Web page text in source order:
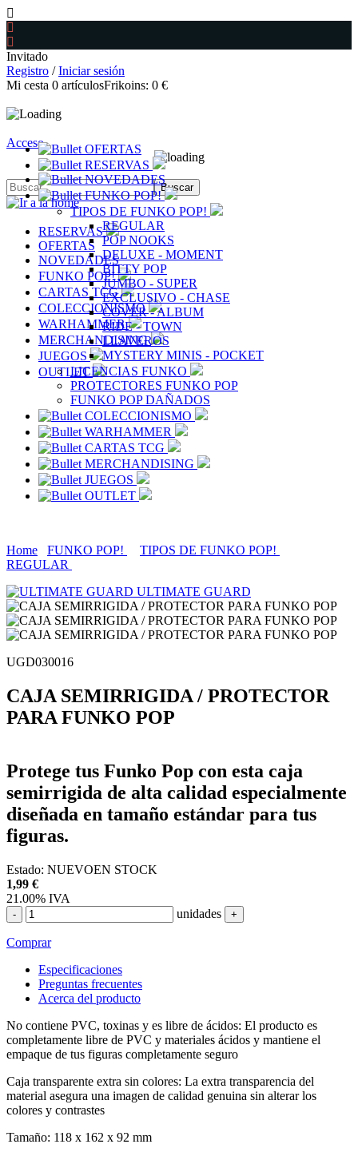
Invitado
Registro /Iniciar sesión
Mi cesta 0 artículosFrikoins: 0 €
Acceso
RESERVAS
OFERTAS
NOVEDADES
FUNKO POP!
CARTAS TCG
COLECCIONISMO
WARHAMMER
MERCHANDISING
JUEGOS
OUTLET
OFERTAS
RESERVAS
NOVEDADES
FUNKO POP!
TIPOS DE FUNKO POP!
REGULAR
POP NOOKS
DELUXE - MOMENT
BITTY POP
JUMBO - SUPER
EXCLUSIVO - CHASE
COVER - ALBUM
RIDE - TOWN
LLAVEROS
MYSTERY MINIS - POCKET
LICENCIAS FUNKO
PROTECTORES FUNKO POP
FUNKO POP DAÑADOS
COLECCIONISMO
WARHAMMER
CARTAS TCG
MERCHANDISING
JUEGOS
OUTLET
Home FUNKO POP!
TIPOS DE FUNKO POP!
REGULAR
ULTIMATE GUARD
UGD030016
CAJA SEMIRRIGIDA / PROTECTOR
PARA FUNKO POP
Protege tus Funko Pop con esta caja
semirrigida de alta calidad especialmente
diseñada en tamaño estándar para tus
figuras.
Estado: NUEVOEN STOCK
1,99 €
21.00% IVA
- unidades +
Comprar
Especificaciones
Preguntas frecuentes
Acerca del producto
No contiene PVC, toxinas y es libre de ácidos: El producto es
completamente libre de PVC y materiales ácidos y mantiene el
empaque de tus figuras completamente seguro
Caja transparente extra sin colores: La extra transparencia del
material asegura una imagen de calidad genuina sin alterar los
colores y contrastes
Tamaño: 118 x 162 x 92 mm